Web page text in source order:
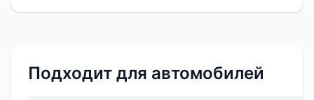
Подходит для автомобилей